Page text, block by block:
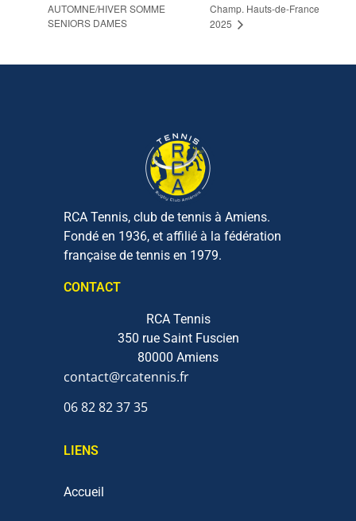
AUTOMNE/HIVER SOMME
SENIORS DAMES
Champ. Hauts-de-France
2025
RCA Tennis, club de tennis à Amiens.
Fondé en 1936, et affilié à la fédération
française de tennis en 1979.
CONTACT
RCA Tennis
350 rue Saint Fuscien
80000 Amiens
contact@rcatennis.fr
06 82 82 37 35‬
LIENS
Accueil